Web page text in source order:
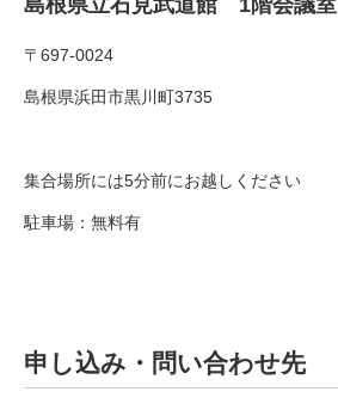
島根県立石見武道館 1階会議室
〒697-0024
島根県浜田市黒川町3735
集合場所には5分前にお越しください
駐車場：無料有
申し込み・問い合わせ先